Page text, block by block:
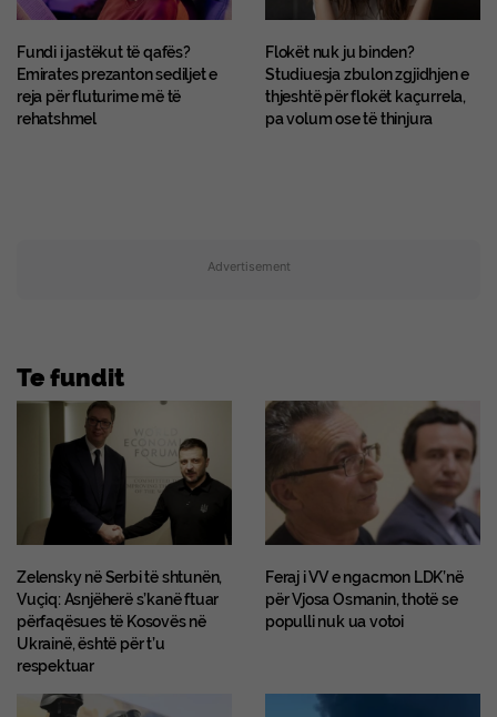
Fundi i jastëkut të qafës?
Emirates prezanton sediljet e
reja për fluturime më të
rehatshmel
Flokët nuk ju binden?
Studiuesja zbulon zgjidhjen e
thjeshtë për flokët kaçurrela,
pa volum ose të thinjura
Advertisement
Te fundit
Zelensky në Serbi të shtunën,
Vuçiq: Asnjëherë s’kanë ftuar
përfaqësues të Kosovës në
Ukrainë, është për t’u
respektuar
Feraj i VV e ngacmon LDK’në
për Vjosa Osmanin, thotë se
populli nuk ua votoi